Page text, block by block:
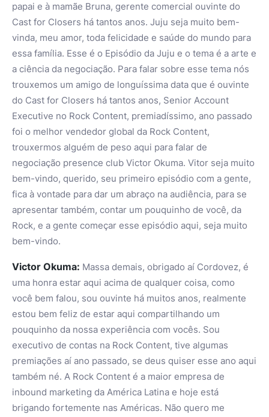
papai e à mamãe Bruna, gerente comercial ouvinte do
Cast for Closers há tantos anos. Juju seja muito bem-
vinda, meu amor, toda felicidade e saúde do mundo para
essa família. Esse é o Episódio da Juju e o tema é a arte e
a ciência da negociação. Para falar sobre esse tema nós
trouxemos um amigo de longuíssima data que é ouvinte
do Cast for Closers há tantos anos, Senior Account
Executive no Rock Content, premiadíssimo, ano passado
foi o melhor vendedor global da Rock Content,
trouxermos alguém de peso aqui para falar de
negociação presence club Victor Okuma. Vitor seja muito
bem-vindo, querido, seu primeiro episódio com a gente,
fica à vontade para dar um abraço na audiência, para se
apresentar também, contar um pouquinho de você, da
Rock, e a gente começar esse episódio aqui, seja muito
bem-vindo.
Victor Okuma: Massa demais, obrigado aí Cordovez, é
uma honra estar aqui acima de qualquer coisa, como
você bem falou, sou ouvinte há muitos anos, realmente
estou bem feliz de estar aqui compartilhando um
pouquinho da nossa experiência com vocês. Sou
executivo de contas na Rock Content, tive algumas
premiações aí ano passado, se deus quiser esse ano aqui
também né. A Rock Content é a maior empresa de
inbound marketing da América Latina e hoje está
brigando fortemente nas Américas. Não quero me